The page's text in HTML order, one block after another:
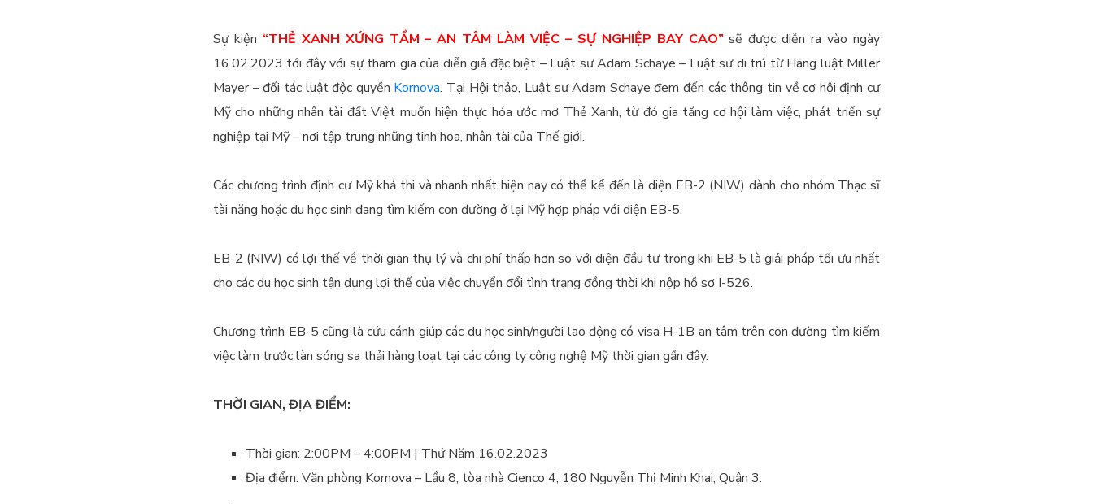
Sự kiện “THẺ XANH XỨNG TẦM – AN TÂM LÀM VIỆC – SỰ NGHIỆP BAY CAO” sẽ được diễn ra vào ngày
16.02.2023 tới đây với sự tham gia của diễn giả đặc biệt – Luật sư Adam Schaye – Luật sư di trú từ Hãng luật Miller
Mayer – đối tác luật độc quyền Kornova. Tại Hội thảo, Luật sư Adam Schaye đem đến các thông tin về cơ hội định cư
Mỹ cho những nhân tài đất Việt muốn hiện thực hóa ước mơ Thẻ Xanh, từ đó gia tăng cơ hội làm việc, phát triển sự
nghiệp tại Mỹ – nơi tập trung những tinh hoa, nhân tài của Thế giới.
Các chương trình định cư Mỹ khả thi và nhanh nhất hiện nay có thể kể đến là diện EB-2 (NIW) dành cho nhóm Thạc sĩ
tài năng hoặc du học sinh đang tìm kiếm con đường ở lại Mỹ hợp pháp với diện EB-5.
EB-2 (NIW) có lợi thế về thời gian thụ lý và chi phí thấp hơn so với diện đầu tư trong khi EB-5 là giải pháp tối ưu nhất
cho các du học sinh tận dụng lợi thế của việc chuyển đổi tình trạng đồng thời khi nộp hồ sơ I-526.
Chương trình EB-5 cũng là cứu cánh giúp các du học sinh/người lao động có visa H-1B an tâm trên con đường tìm kiếm
việc làm trước làn sóng sa thải hàng loạt tại các công ty công nghệ Mỹ thời gian gần đây.
THỜI GIAN, ĐỊA ĐIỂM:
Thời gian: 2:00PM – 4:00PM | Thứ Năm 16.02.2023
Địa điểm: Văn phòng Kornova – Lầu 8, tòa nhà Cienco 4, 180 Nguyễn Thị Minh Khai, Quận 3.